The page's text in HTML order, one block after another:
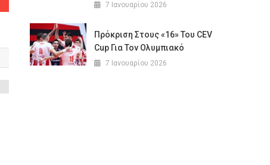
7 Ιανουαρίου 2026
Πρόκριση Στους «16» Του CEV
Cup Για Τον Ολυμπιακό
7 Ιανουαρίου 2026